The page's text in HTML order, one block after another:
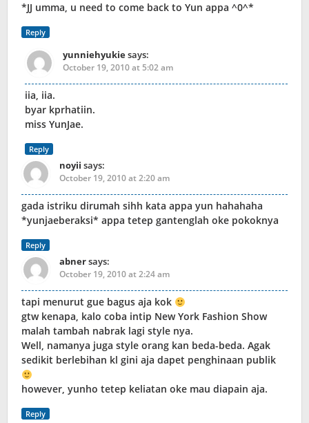
*JJ umma, u need to come back to Yun appa ^0^*
Reply
yunniehyukiesays:
October 19, 2010 at 5:02 am
iia, iia.
byar kprhatiin.
miss YunJae.
Reply
noyii says:
October 19, 2010 at 2:20 am
gada istriku dirumah sihh kata appa yun hahahaha
*yunjaeberaksi* appa tetep gantenglah oke pokoknya
Reply
abnersays:
October 19, 2010 at 2:24 am
tapi menurut gue bagus aja kok
gtw kenapa, kalo coba intip New York Fashion Show
malah tambah nabrak lagi style nya.
Well, namanya juga style orang kan beda-beda. Agak
sedikit berlebihan kl gini aja dapet penghinaan publik
however, yunho tetep keliatan oke mau diapain aja.
Reply